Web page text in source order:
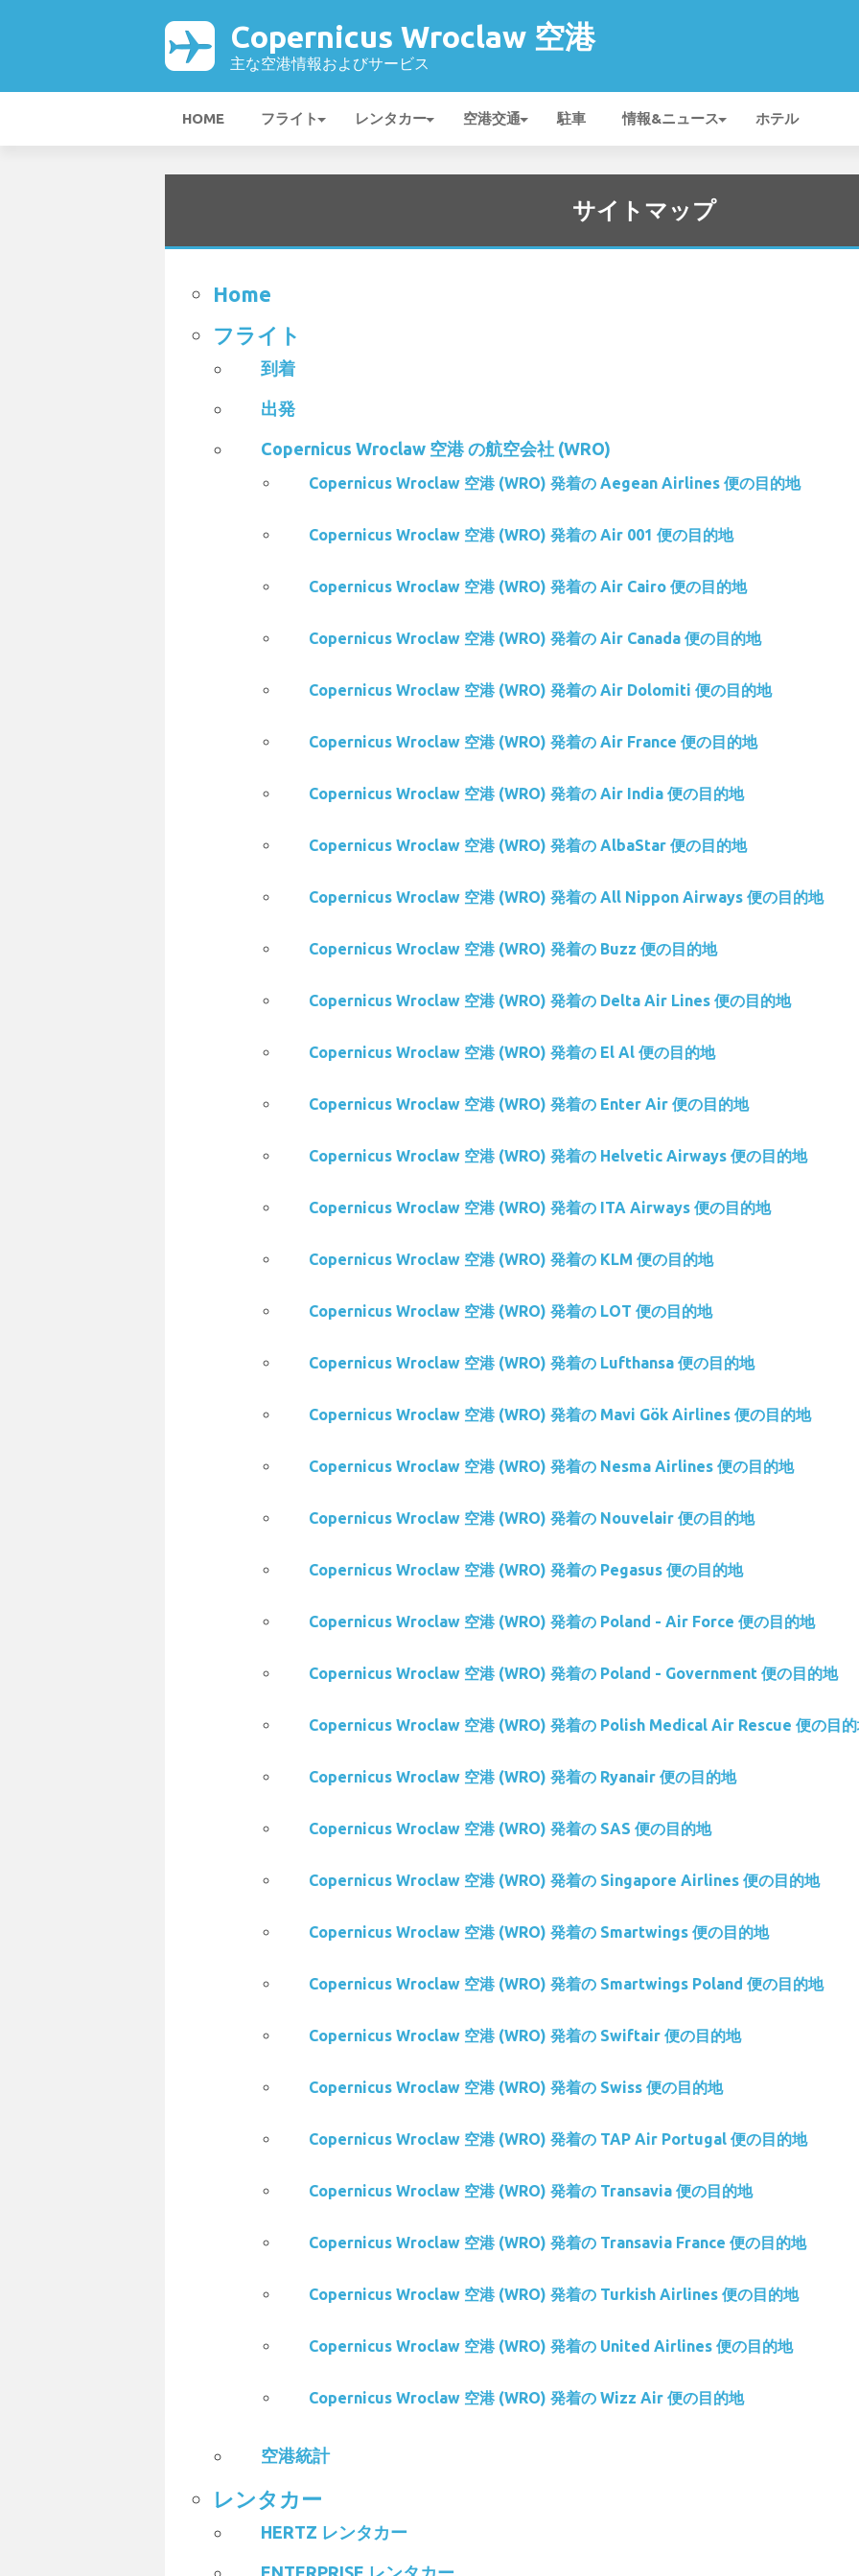
Copernicus Wroclaw 空港
主な空港情報およびサービス
HOME フライト レンタカー 空港交通 駐車 情報&ニュース ホテル
サイトマップ
Home
フライト
到着
出発
Copernicus Wroclaw 空港 の航空会社 (WRO)
Copernicus Wroclaw 空港 (WRO) 発着の Aegean Airlines 便の目的地
Copernicus Wroclaw 空港 (WRO) 発着の Air 001 便の目的地
Copernicus Wroclaw 空港 (WRO) 発着の Air Cairo 便の目的地
Copernicus Wroclaw 空港 (WRO) 発着の Air Canada 便の目的地
Copernicus Wroclaw 空港 (WRO) 発着の Air Dolomiti 便の目的地
Copernicus Wroclaw 空港 (WRO) 発着の Air France 便の目的地
Copernicus Wroclaw 空港 (WRO) 発着の Air India 便の目的地
Copernicus Wroclaw 空港 (WRO) 発着の AlbaStar 便の目的地
Copernicus Wroclaw 空港 (WRO) 発着の All Nippon Airways 便の目的地
Copernicus Wroclaw 空港 (WRO) 発着の Buzz 便の目的地
Copernicus Wroclaw 空港 (WRO) 発着の Delta Air Lines 便の目的地
Copernicus Wroclaw 空港 (WRO) 発着の El Al 便の目的地
Copernicus Wroclaw 空港 (WRO) 発着の Enter Air 便の目的地
Copernicus Wroclaw 空港 (WRO) 発着の Helvetic Airways 便の目的地
Copernicus Wroclaw 空港 (WRO) 発着の ITA Airways 便の目的地
Copernicus Wroclaw 空港 (WRO) 発着の KLM 便の目的地
Copernicus Wroclaw 空港 (WRO) 発着の LOT 便の目的地
Copernicus Wroclaw 空港 (WRO) 発着の Lufthansa 便の目的地
Copernicus Wroclaw 空港 (WRO) 発着の Mavi Gök Airlines 便の目的地
Copernicus Wroclaw 空港 (WRO) 発着の Nesma Airlines 便の目的地
Copernicus Wroclaw 空港 (WRO) 発着の Nouvelair 便の目的地
Copernicus Wroclaw 空港 (WRO) 発着の Pegasus 便の目的地
Copernicus Wroclaw 空港 (WRO) 発着の Poland - Air Force 便の目的地
Copernicus Wroclaw 空港 (WRO) 発着の Poland - Government 便の目的地
Copernicus Wroclaw 空港 (WRO) 発着の Polish Medical Air Rescue 便の目
Copernicus Wroclaw 空港 (WRO) 発着の Ryanair 便の目的地
Copernicus Wroclaw 空港 (WRO) 発着の SAS 便の目的地
Copernicus Wroclaw 空港 (WRO) 発着の Singapore Airlines 便の目的地
Copernicus Wroclaw 空港 (WRO) 発着の Smartwings 便の目的地
Copernicus Wroclaw 空港 (WRO) 発着の Smartwings Poland 便の目的地
Copernicus Wroclaw 空港 (WRO) 発着の Swiftair 便の目的地
Copernicus Wroclaw 空港 (WRO) 発着の Swiss 便の目的地
Copernicus Wroclaw 空港 (WRO) 発着の TAP Air Portugal 便の目的地
Copernicus Wroclaw 空港 (WRO) 発着の Transavia 便の目的地
Copernicus Wroclaw 空港 (WRO) 発着の Transavia France 便の目的地
Copernicus Wroclaw 空港 (WRO) 発着の Turkish Airlines 便の目的地
Copernicus Wroclaw 空港 (WRO) 発着の United Airlines 便の目的地
Copernicus Wroclaw 空港 (WRO) 発着の Wizz Air 便の目的地
空港統計
レンタカー
HERTZ レンタカー
ENTERPRISE レンタカー